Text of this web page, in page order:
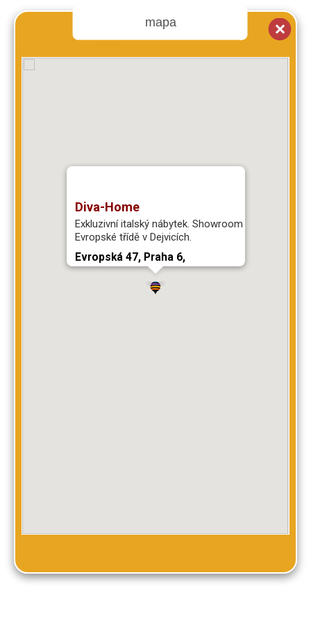
mapa
Diva-Home
Exkluzivní italský nábytek. Showroom najdete na
Evropské třídě v Dejvicích.
Evropská 47, Praha 6,